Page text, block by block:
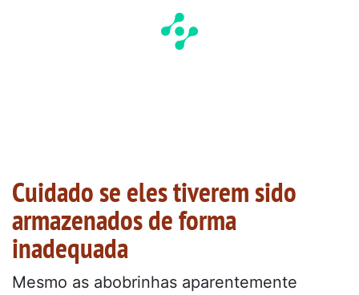
Cuidado se eles tiverem sido
armazenados de forma
inadequada
Mesmo as abobrinhas aparentemente